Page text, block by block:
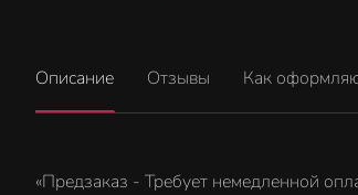
Описание Отзывы Как
«Предзаказ - Требует немедленной